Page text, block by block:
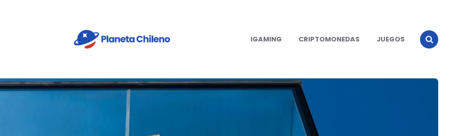
IGAMING CRIPTOMONEDAS JUEGOS